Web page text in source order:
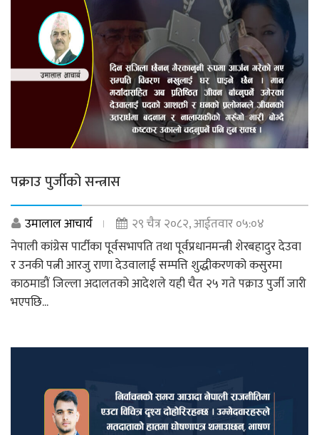
पक्राउ पुर्जीको सन्त्रास
उमालाल आचार्य
२९ चैत्र २०८२, आईतवार ०५:०४
नेपाली कांग्रेस पार्टीका पूर्वसभापति तथा पूर्वप्रधानमन्त्री शेरबहादुर देउवा
र उनकी पत्नी आरजु राणा देउवालाई सम्पत्ति शुद्धीकरणको कसुरमा
काठमाडौं जिल्ला अदालतको आदेशले यही चैत २५ गते पक्राउ पुर्जी जारी
भएपछि...